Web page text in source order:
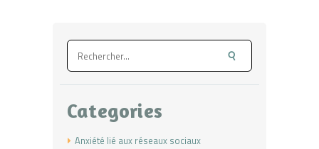
Rechercher :
Categories
Anxiété lié aux réseaux sociaux